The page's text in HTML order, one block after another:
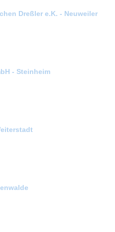
Dreßler e.K. - Neuweiler
- Steinheim